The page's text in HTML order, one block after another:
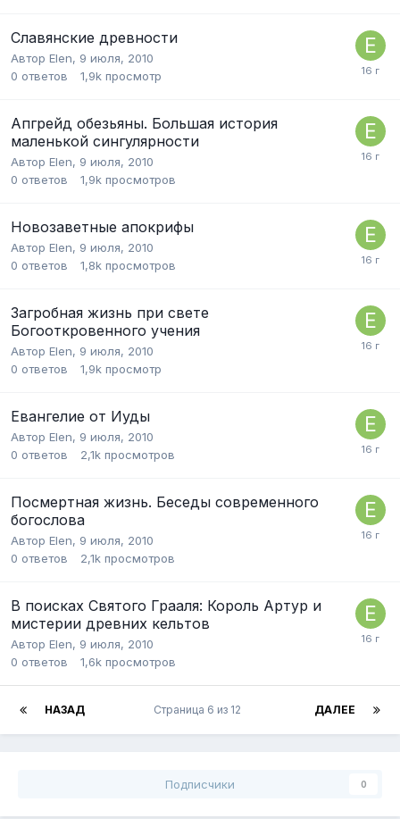
Славянские древности
Автор Elen, 9 июля, 2010
0 ответов 1,9k просмотр
Апгрейд обезьяны. Большая история
маленькой сингулярности
Автор Elen, 9 июля, 2010
0 ответов 1,9k просмотров
Новозаветные апокрифы
Автор Elen, 9 июля, 2010
0 ответов 1,8k просмотров
Загробная жизнь при свете
Богооткровенного учения
Автор Elen, 9 июля, 2010
0 ответов 1,9k просмотр
Евангелие от Иуды
Автор Elen, 9 июля, 2010
0 ответов 2,1k просмотров
Посмертная жизнь. Беседы современного
богослова
Автор Elen, 9 июля, 2010
0 ответов 2,1k просмотров
В поисках Святого Грааля: Король Артур и
мистерии древних кельтов
Автор Elen, 9 июля, 2010
0 ответов 1,6k просмотров
НАЗАД ДАЛЕЕ
Страница 6 из 12
Подписчики 0